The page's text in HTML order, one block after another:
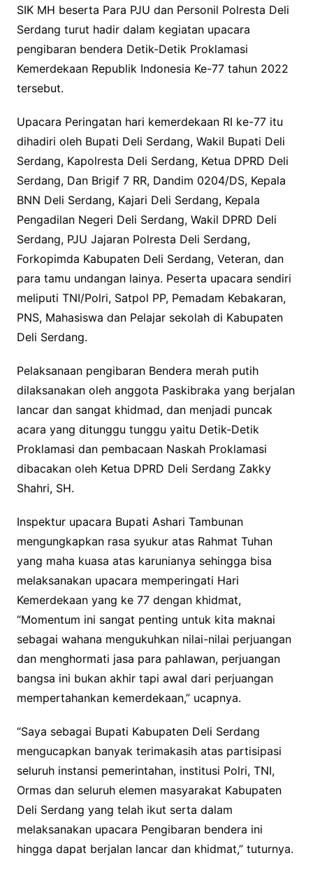
SIK MH beserta Para PJU dan Personil Polresta Deli
Serdang turut hadir dalam kegiatan upacara
pengibaran bendera Detik-Detik Proklamasi
Kemerdekaan Republik Indonesia Ke-77 tahun 2022
tersebut.
Upacara Peringatan hari kemerdekaan RI ke-77 itu
dihadiri oleh Bupati Deli Serdang, Wakil Bupati Deli
Serdang, Kapolresta Deli Serdang, Ketua DPRD Deli
Serdang, Dan Brigif 7 RR, Dandim 0204/DS, Kepala
BNN Deli Serdang, Kajari Deli Serdang, Kepala
Pengadilan Negeri Deli Serdang, Wakil DPRD Deli
Serdang, PJU Jajaran Polresta Deli Serdang,
Forkopimda Kabupaten Deli Serdang, Veteran, dan
para tamu undangan lainya. Peserta upacara sendiri
meliputi TNI/Polri, Satpol PP, Pemadam Kebakaran,
PNS, Mahasiswa dan Pelajar sekolah di Kabupaten
Deli Serdang.
Pelaksanaan pengibaran Bendera merah putih
dilaksanakan oleh anggota Paskibraka yang berjalan
lancar dan sangat khidmad, dan menjadi puncak
acara yang ditunggu tunggu yaitu Detik-Detik
Proklamasi dan pembacaan Naskah Proklamasi
dibacakan oleh Ketua DPRD Deli Serdang Zakky
Shahri, SH.
Inspektur upacara Bupati Ashari Tambunan
mengungkapkan rasa syukur atas Rahmat Tuhan
yang maha kuasa atas karunianya sehingga bisa
melaksanakan upacara memperingati Hari
Kemerdekaan yang ke 77 dengan khidmat,
“Momentum ini sangat penting untuk kita maknai
sebagai wahana mengukuhkan nilai-nilai perjuangan
dan menghormati jasa para pahlawan, perjuangan
bangsa ini bukan akhir tapi awal dari perjuangan
mempertahankan kemerdekaan,” ucapnya.
“Saya sebagai Bupati Kabupaten Deli Serdang
mengucapkan banyak terimakasih atas partisipasi
seluruh instansi pemerintahan, institusi Polri, TNI,
Ormas dan seluruh elemen masyarakat Kabupaten
Deli Serdang yang telah ikut serta dalam
melaksanakan upacara Pengibaran bendera ini
hingga dapat berjalan lancar dan khidmat,” tuturnya.